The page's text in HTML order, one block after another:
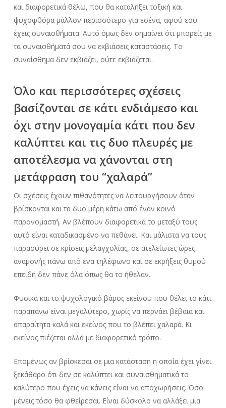
και διαφορετικά θέλω, που θα καταλήξει τοξική και
ψυχοφθόρα μάλλον περισσότερο για εσένα, αφού εσύ
έχεις συναισθήματα. Αυτό όμως δεν σημαίνει ότι μπορείς με
τα συναισθήματά σου να εκβιάσεις καταστάσεις. Το
συναίσθημα δεν εκβιάζει, ούτε εκβιάζεται.
Όλο και περισσότερες σχέσεις
βασίζονται σε κάτι ενδιάμεσο και
όχι στην μονογαμία κάτι που δεν
καλύπτει και τις δυο πλευρές με
αποτέλεσμα να χάνονται στη
μετάφραση του “χαλαρά”
Οι σχέσεις έχουν πιθανότητες να λειτουργήσουν όταν
βρίσκονται και τα δυο μέρη κάτω από έναν κοινό
παρονομαστή. Αν βλέπουν διαφορετικά το μεταξύ τους
αυτό είναι καταδικασμένο να πεθάνει. Και μάλιστα να τους
παρασύρει σε κρίσεις μελαγχολίας, σε ατελείωτες ώρες
αναμονής πάνω από ένα τηλέφωνο και σε εκρήξεις θυμού
επειδή δεν πάνε όλα όπως θα το ήθελαν.
Φυσικά και το ψυχολογικό βάρος εκείνου που θέλει το κάτι
παραπάνω είναι μεγαλύτερο, χωρίς να περνάει βέβαια και
απαραίτητα καλά και εκείνος που το βλέπει χαλαρά. Κι
εκείνος πιέζεται αλλά με διαφορετικό τρόπο.
Επομένως αν βρίσκεσαι σε μια κατάσταση η οποία έχει γίνει
ξεκάθαρο ότι δεν σε καλύπτει και συναισθηματικά το
καλύτερο που έχεις να κάνεις είναι να αποχωρήσεις. Όσο
μένεις τόσο θα φθείρεσαι. Είναι δύσκολο να αλλάξειμια